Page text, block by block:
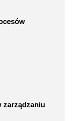
zarządzaniu